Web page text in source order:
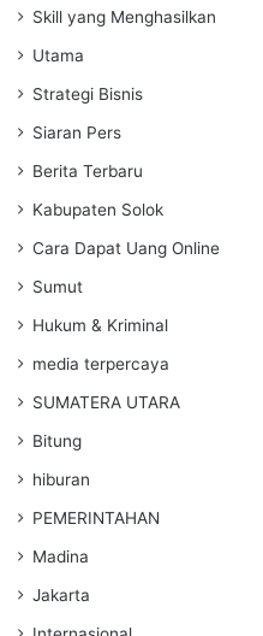
Skill yang Menghasilkan
Utama
Strategi Bisnis
Siaran Pers
Berita Terbaru
Kabupaten Solok
Cara Dapat Uang Online
Sumut
Hukum & Kriminal
media terpercaya
SUMATERA UTARA
Bitung
hiburan
PEMERINTAHAN
Madina
Jakarta